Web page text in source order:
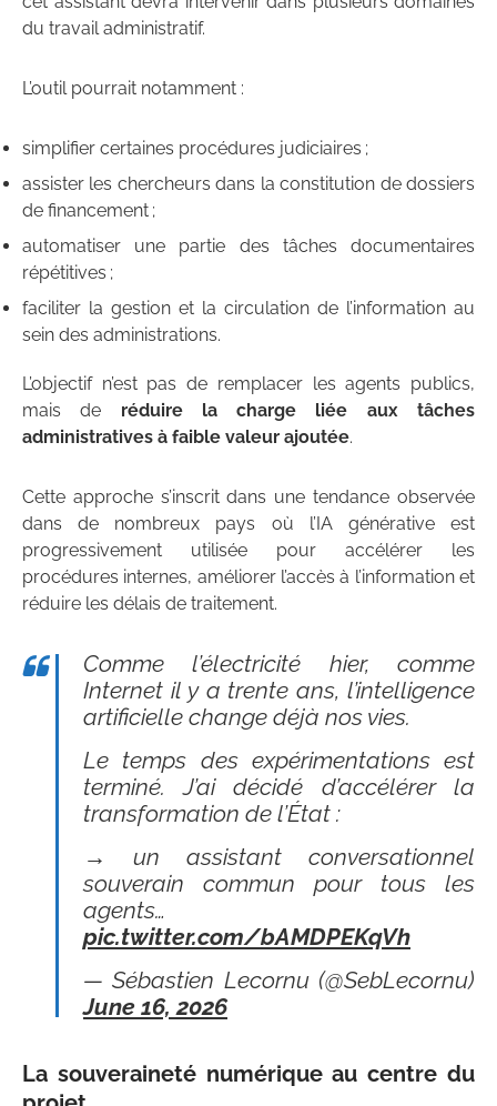
du travail administratif.
L’outil pourrait notamment :
simplifier certaines procédures judiciaires ;
assister les chercheurs dans la constitution de dossiers
de financement ;
automatiser une partie des tâches documentaires
répétitives ;
faciliter la gestion et la circulation de l’information au
sein des administrations.
L’objectif n’est pas de remplacer les agents publics,
mais de réduire la charge liée aux tâches
administratives à faible valeur ajoutée.
Cette approche s’inscrit dans une tendance observée
dans de nombreux pays où l’IA générative est
progressivement utilisée pour accélérer les
procédures internes, améliorer l’accès à l’information et
réduire les délais de traitement.
Comme l’électricité hier, comme
Internet il y a trente ans, l’intelligence
artificielle change déjà nos vies.
Le temps des expérimentations est
terminé. J’ai décidé d’accélérer la
transformation de l’État :
→ un assistant conversationnel
souverain commun pour tous les
agents…
pic.twitter.com/bAMDPEKqVh
— Sébastien Lecornu (@SebLecornu)
June 16, 2026
La souveraineté numérique au centre du